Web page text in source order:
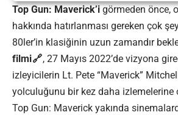
Top Gun: Maverick’igörmeden önce,
hakkında hatırlanması gereken çok
80ler’in klasiğinin uzun zamandır
filmi
, 27 Mayıs 2022’de vizyona
izleyicilerin Lt. Pete “Maverick”
yolculuğunu bir kez daha izlemelerine
Top Gun: Maverick yakında